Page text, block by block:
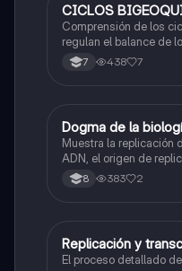
Biologia
CICLOS
Comprensión de los
regulan el balance de
7 438 7
Biologia
Dogma de la
Muestra la replicación del ADN, lo
ADN, el origen de
ARN y traducción de
8 383 2
Biologia
Replicación y
El proceso detallado